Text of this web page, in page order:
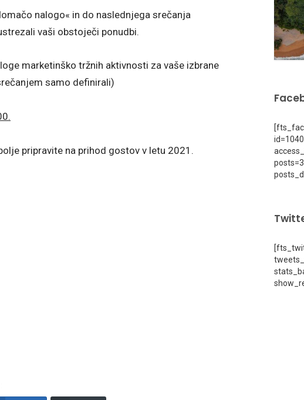
nalogo« in do naslednjega srečanja
vaši obstoječi ponudbi.
marketinško tržnih aktivnosti za vaše izbrane
samo definirali)
pripravite na prihod gostov v letu 2021.